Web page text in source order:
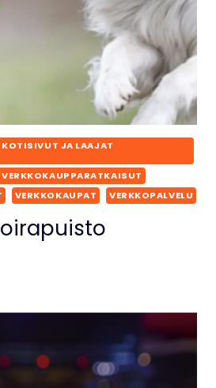
JA LAAJAT
VERKKOKAUPAT VERKKOPALVELU